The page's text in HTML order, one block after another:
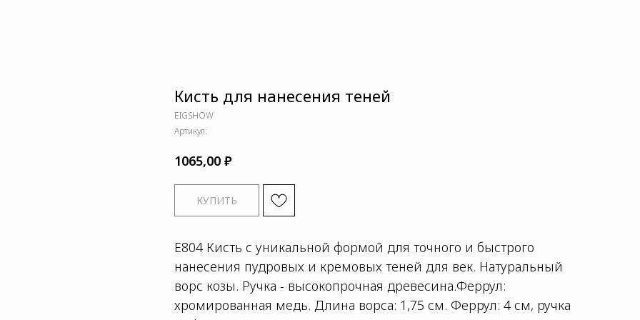
Кисть для нанесения теней
EIGSHOW
Артикул:
1065,00 ₽
КУПИТЬ
E804 Кисть с уникальной формой для точного и быстрого
нанесения пудровых и кремовых теней для век. Натуральный
ворс козы. Ручка - высокопрочная древесина.Феррул:
хромированная медь. Длина ворса: 1,75 см. Феррул: 4 см, ручка